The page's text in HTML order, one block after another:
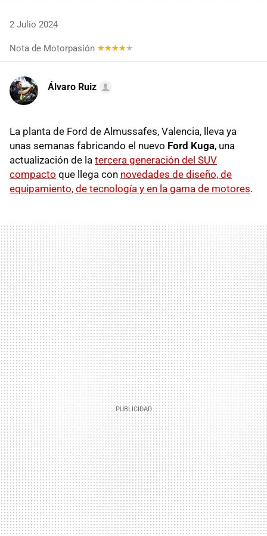
2 Julio 2024
Nota de Motorpasión
Álvaro Ruiz
La planta de Ford de Almussafes, Valencia, lleva ya
unas semanas fabricando el nuevo Ford Kuga, una
actualización de la tercera generación del SUV
compacto que llega con novedades de diseño, de
equipamiento, de tecnología y en la gama de motores.